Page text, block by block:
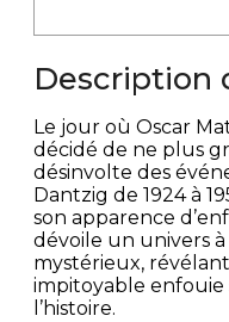
Description
Le jour où Oscar
décidé de ne plus
désinvolte des
Dantzig de 1924 à
son apparence
dévoile un univers
mystérieux,
impitoyable enfouie
l’histoire.